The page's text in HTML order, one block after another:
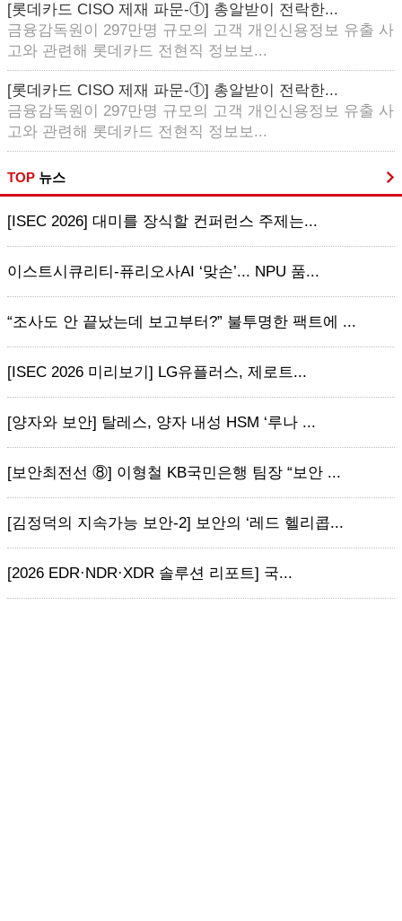
[롯데카드 CISO 제재 파문-①] 총알받이 전락한...
금융감독원이 297만명 규모의 고객 개인신용정보 유출 사
고와 관련해 롯데카드 전현직 정보보...
[롯데카드 CISO 제재 파문-①] 총알받이 전락한...
금융감독원이 297만명 규모의 고객 개인신용정보 유출 사
고와 관련해 롯데카드 전현직 정보보...
TOP 뉴스
[ISEC 2026] 대미를 장식할 컨퍼런스 주제는...
이스트시큐리티-퓨리오사AI ‘맞손’... NPU 품...
“조사도 안 끝났는데 보고부터?” 불투명한 팩트에 ...
[ISEC 2026 미리보기] LG유플러스, 제로트...
[양자와 보안] 탈레스, 양자 내성 HSM ‘루나 ...
[보안최전선 ⑧] 이형철 KB국민은행 팀장 “보안 ...
[김정덕의 지속가능 보안-2] 보안의 ‘레드 헬리콥...
[2026 EDR·NDR·XDR 솔루션 리포트] 국...